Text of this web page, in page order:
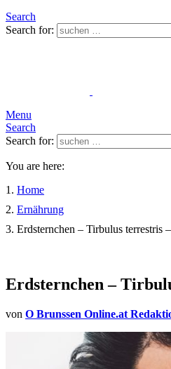
Search
Search for:
Menu
Search
Search for:
You are here:
Home
Ernährung
Erdsternchen – Tirbulus terrestris
Erdsternchen –
von O Brunssen Online.at